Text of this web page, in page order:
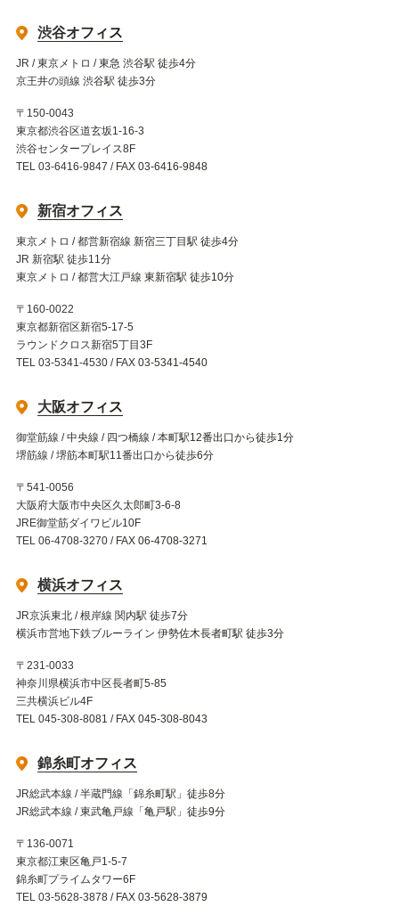
渋谷オフィス
JR / 東京メトロ / 東急 渋谷駅 徒歩4分
京王井の頭線 渋谷駅 徒歩3分
〒150-0043
東京都渋谷区道玄坂1-16-3
渋谷センタープレイス8F
TEL 03-6416-9847 / FAX 03-6416-9848
新宿オフィス
東京メトロ / 都営新宿線 新宿三丁目駅 徒歩4分
JR 新宿駅 徒歩11分
東京メトロ / 都営大江戸線 東新宿駅 徒歩10分
〒160-0022
東京都新宿区新宿5-17-5
ラウンドクロス新宿5丁目3F
TEL 03-5341-4530 / FAX 03-5341-4540
大阪オフィス
御堂筋線 / 中央線 / 四つ橋線 / 本町駅12番出口から徒歩1分
堺筋線 / 堺筋本町駅11番出口から徒歩6分
〒541-0056
大阪府大阪市中央区久太郎町3-6-8
JRE御堂筋ダイワビル10F
TEL 06-4708-3270 / FAX 06-4708-3271
横浜オフィス
JR京浜東北 / 根岸線 関内駅 徒歩7分
横浜市営地下鉄ブルーライン 伊勢佐木長者町駅 徒歩3分
〒231-0033
神奈川県横浜市中区長者町5-85
三共横浜ビル4F
TEL 045-308-8081 / FAX 045-308-8043
錦糸町オフィス
JR総武本線 / 半蔵門線「錦糸町駅」徒歩8分
JR総武本線 / 東武亀戸線「亀戸駅」徒歩9分
〒136-0071
東京都江東区亀戸1-5-7
錦糸町プライムタワー6F
TEL 03-5628-3878 / FAX 03-5628-3879